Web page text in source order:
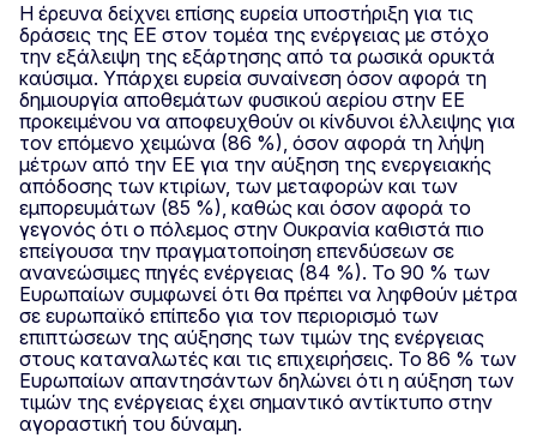
Η έρευνα δείχνει επίσης ευρεία υποστήριξη για τις
δράσεις της ΕΕ στον τομέα της ενέργειας με στόχο
την εξάλειψη της εξάρτησης από τα ρωσικά ορυκτά
καύσιμα. Υπάρχει ευρεία συναίνεση όσον αφορά τη
δημιουργία αποθεμάτων φυσικού αερίου στην ΕΕ
προκειμένου να αποφευχθούν οι κίνδυνοι έλλειψης για
τον επόμενο χειμώνα (86 %), όσον αφορά τη λήψη
μέτρων από την ΕΕ για την αύξηση της ενεργειακής
απόδοσης των κτιρίων, των μεταφορών και των
εμπορευμάτων (85 %), καθώς και όσον αφορά το
γεγονός ότι ο πόλεμος στην Ουκρανία καθιστά πιο
επείγουσα την πραγματοποίηση επενδύσεων σε
ανανεώσιμες πηγές ενέργειας (84 %). Το 90 % των
Ευρωπαίων συμφωνεί ότι θα πρέπει να ληφθούν μέτρα
σε ευρωπαϊκό επίπεδο για τον περιορισμό των
επιπτώσεων της αύξησης των τιμών της ενέργειας
στους καταναλωτές και τις επιχειρήσεις. Το 86 % των
Ευρωπαίων απαντησάντων δηλώνει ότι η αύξηση των
τιμών της ενέργειας έχει σημαντικό αντίκτυπο στην
αγοραστική του δύναμη.